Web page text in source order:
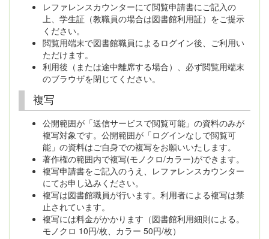
レファレンスカウンターにて閲覧申請書にご記入の
上、学生証（教職員の場合は図書館利用証）をご提示
ください。
閲覧用端末で図書館職員によるログイン後、ご利用い
ただけます。
利用後（または途中離席する場合）、必ず閲覧用端末
のブラウザを閉じてください。
複写
公開範囲が「送信サービスで閲覧可能」の資料のみが
複写対象です。公開範囲が「ログインなしで閲覧可
能」の資料はご自身での複写をお願いいたします。
著作権の範囲内で複写(モノクロ/カラー)ができます。
複写申請書をご記入のうえ、レファレンスカウンター
にてお申し込みください。
複写は図書館職員が行います。利用者による複写は禁
止されています。
複写には料金がかかります（図書館利用細則による。
モノクロ 10円/枚、カラー 50円/枚）